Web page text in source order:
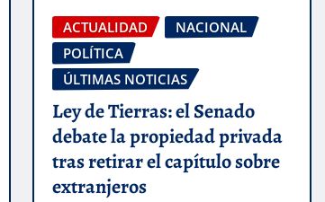
ACTUALIDAD
NACIONAL
POLÍTICA
ÚLTIMAS NOTICIAS
Ley de Tierras: el Senado
debate la propiedad privada
tras retirar el capítulo sobre
extranjeros